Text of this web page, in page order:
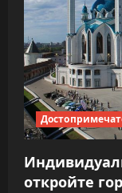
откройте